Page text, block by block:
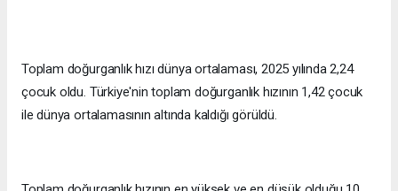
Toplam doğurganlık hızı dünya ortalaması, 2025 yılında 2,24
çocuk oldu. Türkiye'nin toplam doğurganlık hızının 1,42 çocuk
ile dünya ortalamasının altında kaldığı görüldü.